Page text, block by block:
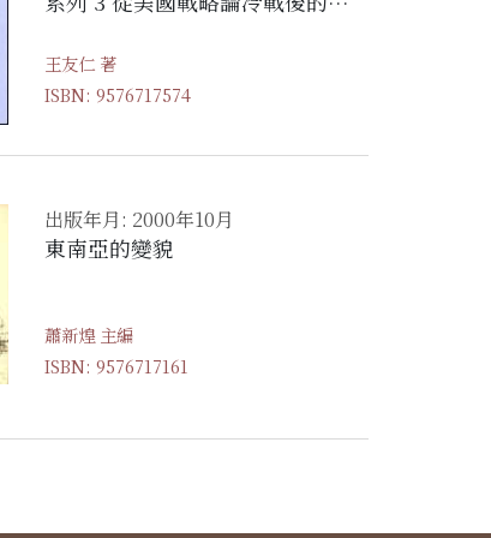
日美之戰略互動關係
王友仁 著
ISBN: 9576717574
出版年月: 2000年10月
東南亞的變貌
蕭新煌 主編
ISBN: 9576717161